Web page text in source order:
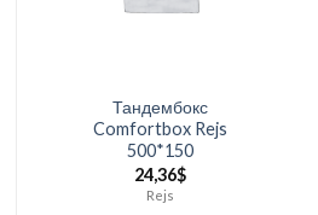
Тандембокс
Comfortbox Rejs
500*150
24,36$
Rejs